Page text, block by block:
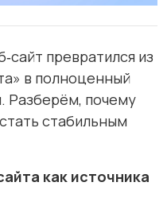
превратился из
в полноценный
Разберём, почему
стабильным
как источника